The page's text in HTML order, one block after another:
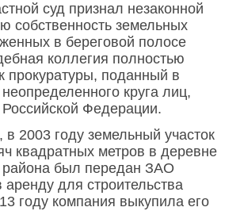
суд признал незаконной
собственность земельных
в береговой полосе
коллегия полностью
прокуратуры, поданный в
круга лиц,
Федерации.
в 2003 году земельный участок
квадратных метров в деревне
района был передан ЗАО
для строительства
году компания выкупила его